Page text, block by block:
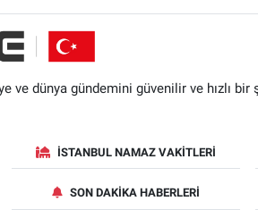
ve dünya gündemini güvenilir ve hızlı
İSTANBUL NAMAZ VAKITLERI
SON DAKIKA HABERLERI